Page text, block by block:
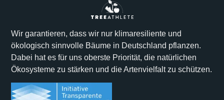
Wir garantieren, dass wir nur klimaresiliente und
ökologisch sinnvolle Bäume in Deutschland pflanzen.
Dabei hat es für uns oberste Priorität, die natürlichen
Ökosysteme zu stärken und die Artenvielfalt zu schützen.